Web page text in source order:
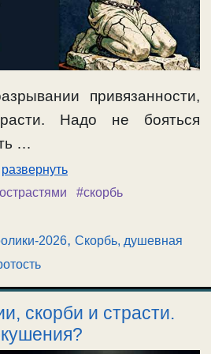
привязанности,
Надо не бояться
…
развернуть
#скорбь
2026,Скорбь, душевная
скорби и страсти.